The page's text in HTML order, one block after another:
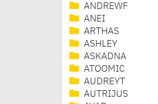
ANDREWF
ANEI
ARTHAS
ASHLEY
ASKADNA
ATOOMIC
AUDREYT
AUTRIJUS